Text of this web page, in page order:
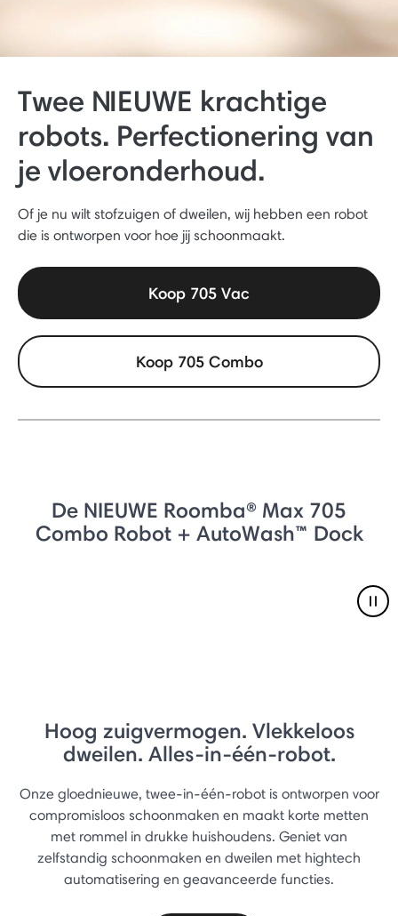
Twee NIEUWE krachtige
robots. Perfectionering van
je vloeronderhoud.
Of je nu wilt stofzuigen of dweilen, wij hebben een robot
die is ontworpen voor hoe jij schoonmaakt.
Koop 705 Vac
Koop 705 Combo
De NIEUWE Roomba® Max 705
Combo Robot + AutoWash™ Dock
Hoog zuigvermogen. Vlekkeloos
dweilen. Alles-in-één-robot.
Onze gloednieuwe, twee-in-één-robot is ontworpen voor
compromisloos schoonmaken en maakt korte metten
met rommel in drukke huishoudens. Geniet van
zelfstandig schoonmaken en dweilen met hightech
automatisering en geavanceerde functies.